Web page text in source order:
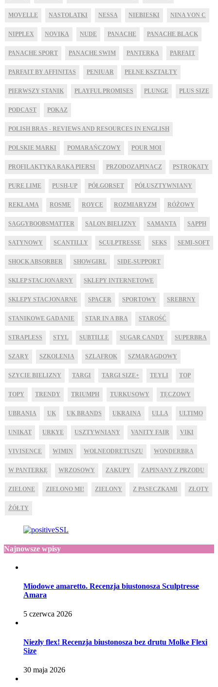
MOVELLE NASTOLATKI NESSA NIEBIESKI NINA VON C
NIPPLEX NOVIKA NUDE PANACHE PANACHE BLACK
PANACHE SPORT PANACHE SWIM PANTERKA PARFAIT
PARFAIT BY AFFINITAS PENIUAR PEŁNE KSZTAŁTY
PIERWSZY STANIK PLAYFUL PROMISES PLUNGE PLUS SIZE
PODCAST POKAZ
POLISH BRAS - REVIEWS AND RESOURCES IN ENGLISH
POLSKIE MARKI POMARAŃCZOWY POUR MOI
PROFILAKTYKA RAKA PIERSI PRZODOZAPINACZ PSTROKATY
PURE LIME PUSH-UP PÓŁGORSET PÓŁUSZTYWNIANY
REKLAMA ROSME ROYCE ROZMIARYZM RÓŻOWY
SAGGYBOOBSMATTER SALON BIELIZNY SAMANTA SAPPH
SATYNOWY SCANTILLY SCULPTRESSE SEKS SEMI-SOFT
SHOCK ABSORBER SHOWGIRL SIDE-SUPPORT
SKLEP STACJONARNY SKLEPY INTERNETOWE
SKLEPY STACJONARNE SPACER SPORTOWY SREBRNY
STANIKOWE GADANIE STAR IN A BRA STAROŚĆ
STRAPLESS STYL SUBTILLE SUGAR CANDY SUPERBRA
SZARY SZKOLENIA SZLAFROK SZMARAGDOWY
SZYCIE BIELIZNY TARGI TARGI SIZE+ TEYLI TOP
TOPY TRENDY TRIUMPH TURKUSOWY TĘCZOWY
UBRANIA UK UK BRANDS UKRAINA ULLA ULTIMO
UNIKAT URKYE USZTYWNIANY VANITY FAIR VIKI
VIVISENCE WIMIN WOLNEODRETUSZU WONDERBRA
W PANTERKĘ WRZOSOWY ZAKUPY ZAPINANY Z PRZODU
ZIELONE ZIELONO MI! ZIELONY Z PASECZKAMI ZŁOTY
ŻÓŁTY
Najnowsze wpisy
Miodowe amaretto. Recenzja biustonosza Sculptresse
Amara
5 czerwca 2026
Niezły flex! Recenzja biustonosza bez drutu Molke Flexi
Size
30 maja 2026